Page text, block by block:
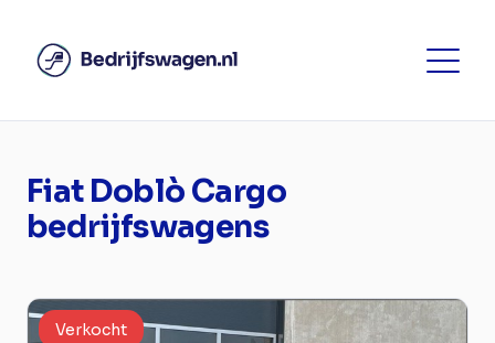
Fiat Doblò Cargo
bedrijfswagens
Verkocht